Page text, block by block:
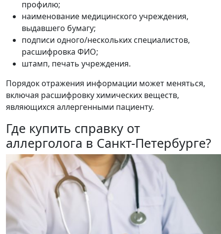
профилю;
наименование медицинского учреждения,
выдавшего бумагу;
подписи одного/нескольких специалистов,
расшифровка ФИО;
штамп, печать учреждения.
Порядок отражения информации может меняться,
включая расшифровку химических веществ,
являющихся аллергенными пациенту.
Где купить справку от
аллерголога в Санкт-Петербурге?